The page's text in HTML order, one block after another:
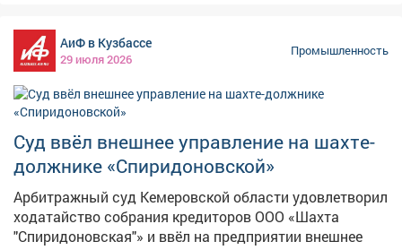
надзорного ведомства поручил организовать
проверку. Выяснилось, что сотрудников разреза не
обеспечили средствами индивидуальной защиты
после истечения срока их службы. Прокурор внёс
представление руководителю организации, виновное
директора оштрафовали. После вмешательства
прокуратуры работникам выдали положенные
средства защиты.
АиФ в Кузбассе
29 июля 2026
Промышленность
Суд ввёл внешнее управление на шахте-
должнике «Спиридоновской»
Арбитражный суд Кемеровской области удовлетворил
ходатайство собрания кредиторов ООО «Шахта
"Спиридоновская"» и ввёл на предприятии внешнее